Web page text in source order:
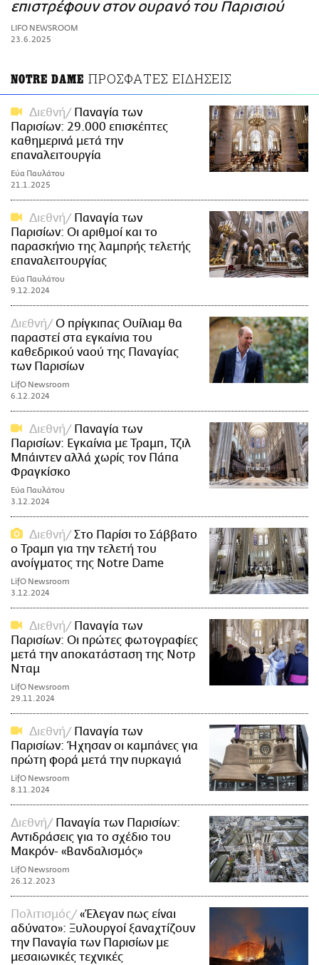
PRINT
επιστρέφουν στον ουρανό του Παρισιού
LIFO NEWSROOM
23.6.2025
NOTRE DAME ΠΡΟΣΦΑΤΕΣ ΕΙΔΗΣΕΙΣ
Διεθνή
Παναγία των
Παρισίων: 29.000 επισκέπτες
καθημερινά μετά την
επαναλειτουργία
Εύα Παυλάτου
21.1.2025
Διεθνή
Παναγία των
Παρισίων: Οι αριθμοί και το
παρασκήνιο της λαμπρής τελετής
επαναλειτουργίας
Εύα Παυλάτου
9.12.2024
Διεθνή
Ο πρίγκιπας Ουίλιαμ θα
παραστεί στα εγκαίνια του
καθεδρικού ναού της Παναγίας
των Παρισίων
LifO Newsroom
6.12.2024
Διεθνή
Παναγία των
Παρισίων: Εγκαίνια με Τραμπ, Τζιλ
Μπάιντεν αλλά χωρίς τον Πάπα
Φραγκίσκο
Εύα Παυλάτου
3.12.2024
Διεθνή
Στο Παρίσι το Σάββατο
ο Τραμπ για την τελετή του
ανοίγματος της Notre Dame
LifO Newsroom
3.12.2024
Διεθνή
Παναγία των
Παρισίων: Οι πρώτες φωτογραφίες
μετά την αποκατάσταση της Νοτρ
Νταμ
LifO Newsroom
29.11.2024
Διεθνή
Παναγία των
Παρισίων: Ήχησαν οι καμπάνες για
πρώτη φορά μετά την πυρκαγιά
LifO Newsroom
8.11.2024
Διεθνή
Παναγία των Παρισίων:
Αντιδράσεις για το σχέδιο του
Μακρόν- «Βανδαλισμός»
LifO Newsroom
26.12.2023
Πολιτισμός
«Έλεγαν πως είναι
αδύνατο»: Ξυλουργοί ξαναχτίζουν
την Παναγία των Παρισίων με
μεσαιωνικές τεχνικές